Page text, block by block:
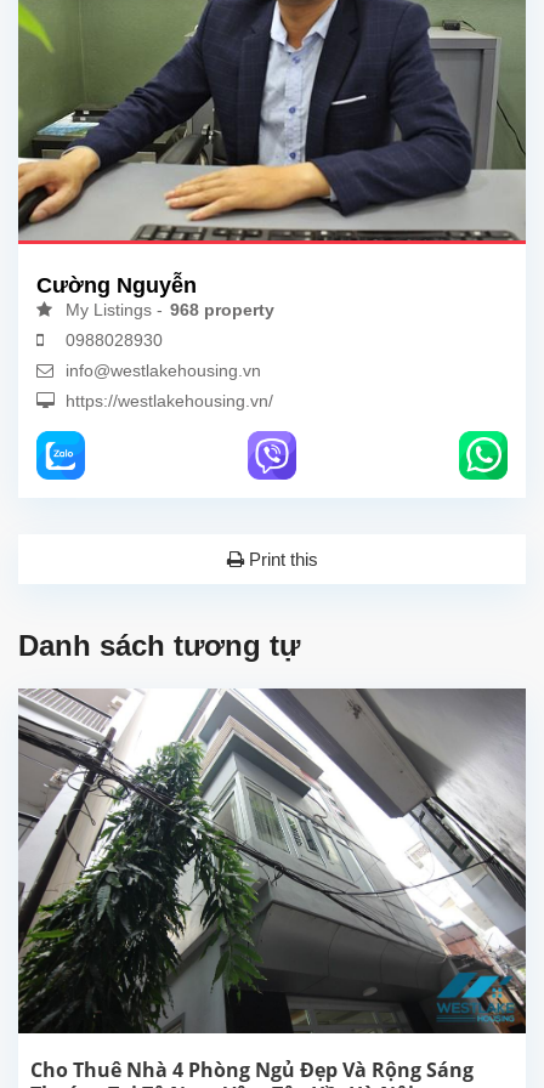
Cường Nguyễn
My Listings - 968 property
0988028930
info@westlakehousing.vn
https://westlakehousing.vn/
Print this
Danh sách tương tự
Cho Thuê Nhà 4 Phòng Ngủ Đẹp Và Rộng Sáng